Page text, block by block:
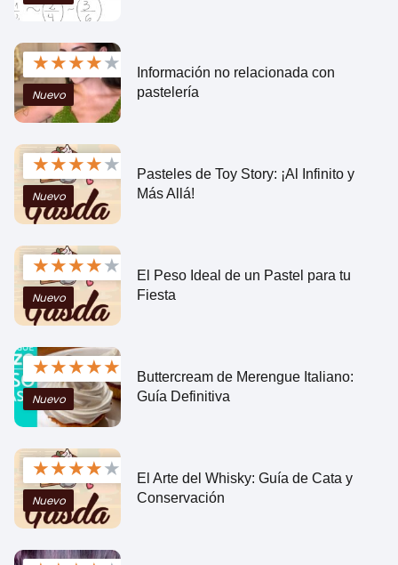
★★★★★
Nuevo
Información no relacionada con
pastelería
★★★★★
Nuevo
Pasteles de Toy Story: ¡Al Infinito y
Más Allá!
★★★★★
Nuevo
El Peso Ideal de un Pastel para tu
Fiesta
★★★★★
Nuevo
Buttercream de Merengue Italiano:
Guía Definitiva
★★★★★
Nuevo
El Arte del Whisky: Guía de Cata y
Conservación